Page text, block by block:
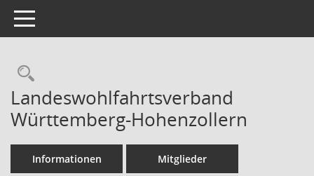
Toggle navigation
Rechercheauswahl
Landeswohlfahrtsverband
Württemberg-Hohenzollern
Informationen Mitglieder